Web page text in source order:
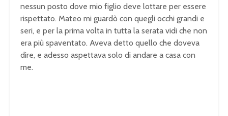
nessun posto dove mio figlio deve lottare per essere
rispettato. Mateo mi guardò con quegli occhi grandi e
seri, e per la prima volta in tutta la serata vidi che non
era più spaventato. Aveva detto quello che doveva
dire, e adesso aspettava solo di andare a casa con
me.